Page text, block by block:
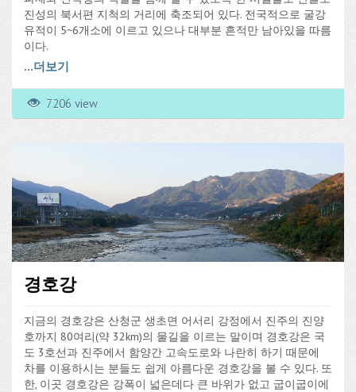
진성의 북서편 지척의 거리에 축조되어 있다. 전국적으로 굴강
유적이 5~6개소에 이르고 있으나 대부분 흔적만 남아있을 따름
이다.
안골포굴강은 상부의 서축이 일부 허물어지기는 하였으나 하부
는 매몰되어 온전히 남아있을 것으로 보인다. 또한 드러나 있는
굴강의 유구가 협소하여 제기능을 다할 수 없을 것으로 판단되
므로 매립되어 육지로 변해버린 기존 도로에도 굴강이 연결되
다. 굴강의 목은 동편에 내만을 바라보고 위치하여 외만의 파도
재 드러나 있는 궁형 석축의 길이는 75m정도이다. 굴강의 내부
에는 갯벌이 퇴적되어 있으나 축조할 당시에도 굴강의 목이 입
퇴수구가 되어 썰물 때는 물이 빠져나가 바닥까지 드러나고 밀
물 때는 바다와 동일한 수면을 유지하였을 것으로 보인다.
안골포는 가망포만호진을 옮겨온 뒤 꾸준히 남해연안의 해안방
어처 역할을 담당하여 왔는데 임진왜란 때 왜군에게 일시적으
으며 안골포진성의 기초가 남아 있다.
...더보기
7206 view
경호강
지금의 경호강은 산청군 생초면 어서리 강정에서 진주의 진양
호까지 80여리(약 32km)의 물길을 이르는 말이며 경호강은 국
도 3호선과 진주에서 함양간 고속도로와 나란히 하기 때문에
차를 이용하시는 분들도 쉽게 아름다운 경호강을 볼 수 있다. 또
한, 이곳 경호강은 강폭이 넓은데다 큰 바위가 없고 굽이굽이에